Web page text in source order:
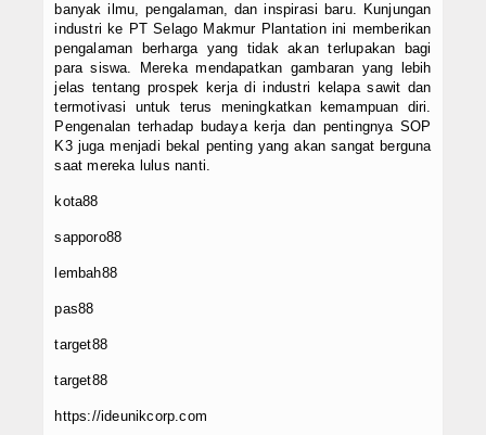
banyak ilmu, pengalaman, dan inspirasi baru. Kunjungan
industri ke PT Selago Makmur Plantation ini memberikan
pengalaman berharga yang tidak akan terlupakan bagi
para siswa. Mereka mendapatkan gambaran yang lebih
jelas tentang prospek kerja di industri kelapa sawit dan
termotivasi untuk terus meningkatkan kemampuan diri.
Pengenalan terhadap budaya kerja dan pentingnya SOP
K3 juga menjadi bekal penting yang akan sangat berguna
saat mereka lulus nanti.
kota88
sapporo88
lembah88
pas88
target88
target88
https://ideunikcorp.com